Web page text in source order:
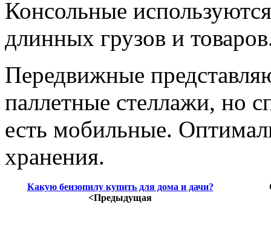
Консольные
длинных грузов и
Передвижные
паллетные стеллажи, но
есть мобильные.
хранения.
Какую бензопилу купить для дома и дачи?
<Предыдущая